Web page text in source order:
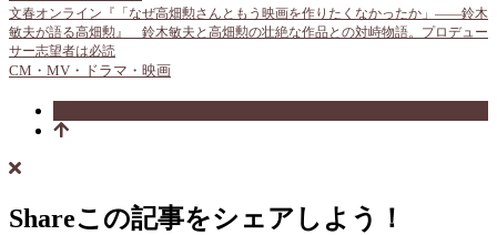
文春オンライン『「なぜ高畑勲さんともう映画を作りたくなかったか」――鈴木
敏夫が語る高畑勲』 鈴木敏夫と高畑勲の壮絶な作品との対峙物語。プロデュー
サー志望者は必読
CM・MV・ドラマ・映画
Shareこの記事をシェアしよう！